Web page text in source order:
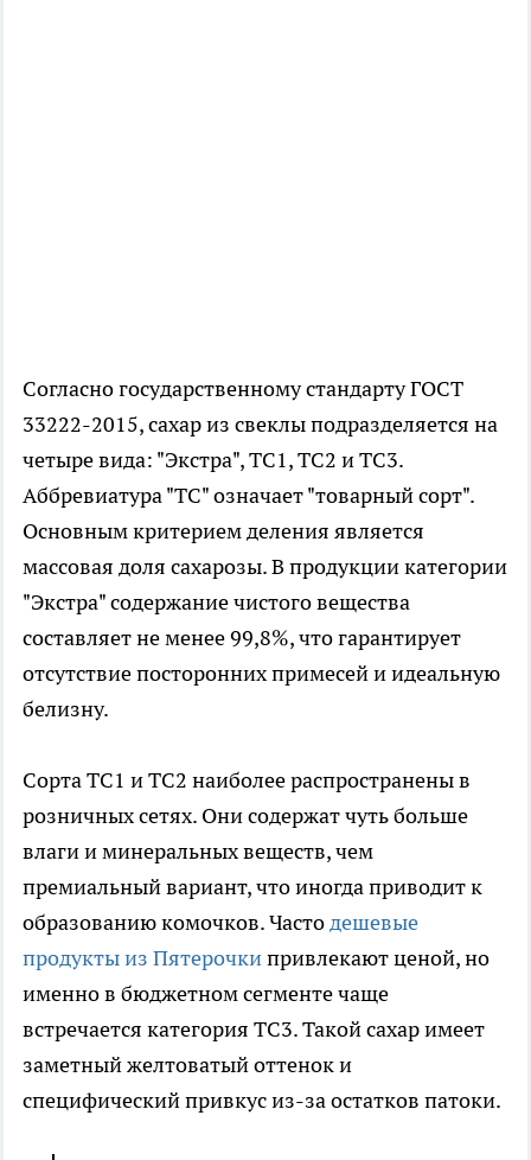
Согласно государственному стандарту ГОСТ
33222-2015, сахар из свеклы подразделяется на
четыре вида: "Экстра", ТС1, ТС2 и ТС3.
Аббревиатура "ТС" означает "товарный сорт".
Основным критерием деления является
массовая доля сахарозы. В продукции категории
"Экстра" содержание чистого вещества
составляет не менее 99,8%, что гарантирует
отсутствие посторонних примесей и идеальную
белизну.
Сорта ТС1 и ТС2 наиболее распространены в
розничных сетях. Они содержат чуть больше
влаги и минеральных веществ, чем
премиальный вариант, что иногда приводит к
образованию комочков. Частодешевые
продукты из Пятерочкипривлекают ценой, но
именно в бюджетном сегменте чаще
встречается категория ТС3. Такой сахар имеет
заметный желтоватый оттенок и
специфический привкус из-за остатков патоки.